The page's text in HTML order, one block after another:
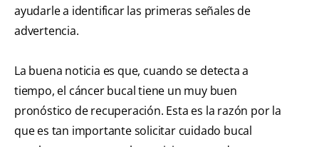
ayudarle a identificar las primeras señales de
advertencia.
La buena noticia es que, cuando se detecta a
tiempo, el cáncer bucal tiene un muy buen
pronóstico de recuperación. Esta es la razón por la
que es tan importante solicitar cuidado bucal